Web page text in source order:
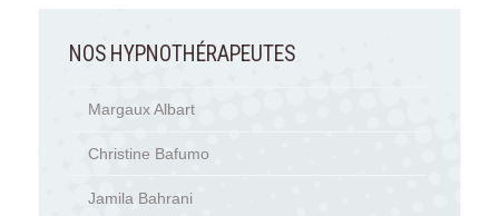
NOS HYPNOTHÉRAPEUTES
Margaux Albart
Christine Bafumo
Jamila Bahrani